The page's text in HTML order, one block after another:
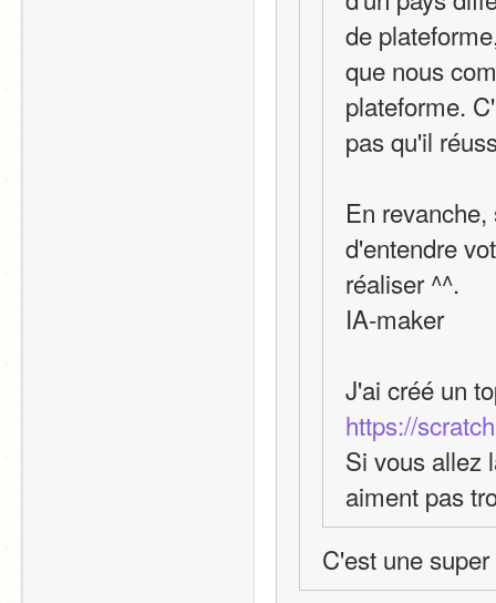
de
que nous
plateforme.
pas qu'il
En
d'entendre
réaliser ^^.
IA-maker
J'ai créé un
https://
Si vous allez
aiment pas
C'est une